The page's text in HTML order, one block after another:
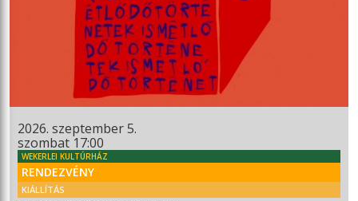
2026. szeptember 5.
szombat 17:00
WEKERLEI KULTÚRHÁZ
RENDEZVÉNY
KIÁLLÍTÁS